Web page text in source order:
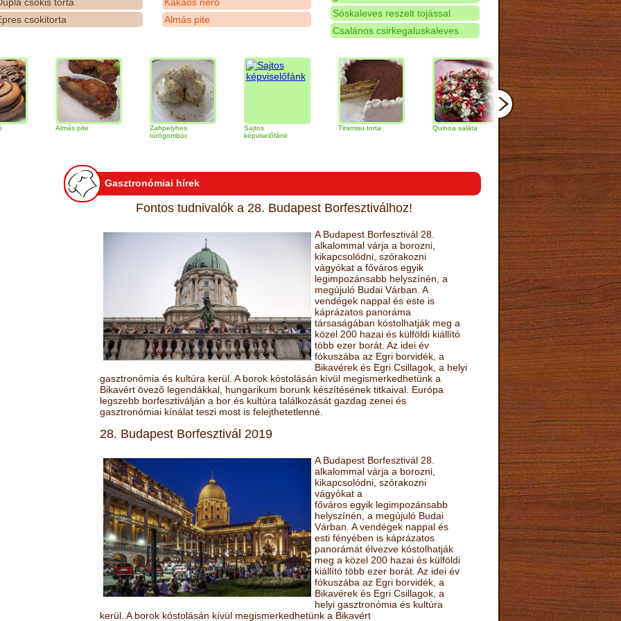
csokitorta
Almás pite
Sóskaleves reszelt tojással
Csalános csirkegaluskaleves
Almás pite
Zabpelyhes
túrógombóc
képviselőfánk
Tiramisu torta Quinoa saláta Mandulás kifli
Gasztronómiai hírek
Fontos tudnivalók a 28. Budapest Borfesztiválhoz!
A Budapest Borfesztivál 28.
alkalommal várja a borozni,
kikapcsolódni, szórakozni
vágyókat a főváros egyik
legimpozánsabb helyszínén, a
megújuló Budai Várban. A
vendégek nappal és este is
káprázatos panoráma
társaságában kóstolhatják meg a
közel 200 hazai és külföldi kiállító
több ezer borát. Az idei év
fókuszába az Egri borvidék, a
Bikavérek és Egri Csillagok, a helyi
gasztronómia és kultúra kerül. A borok kóstolásán kívül megismerkedhetünk a
Bikavért övező legendákkal, hungarikum borunk készítésének titkaival. Európa
legszebb borfesztiválján a bor és kultúra találkozását gazdag zenei és
gasztronómiai kínálat teszi most is felejthetetlenné.
28. Budapest Borfesztivál 2019
A Budapest Borfesztivál 28.
alkalommal várja a borozni,
kikapcsolódni, szórakozni
vágyókat a
főváros egyik legimpozánsabb
helyszínén, a megújuló Budai
Várban. A vendégek nappal és
esti fényében is káprázatos
panorámát élvezve kóstolhatják
meg a közel 200 hazai és külföldi
kiállító több ezer borát. Az idei év
fókuszába az Egri borvidék, a
Bikavérek és Egri Csillagok, a
helyi gasztronómia és kultúra
kerül. A borok kóstolásán kívül megismerkedhetünk a Bikavért